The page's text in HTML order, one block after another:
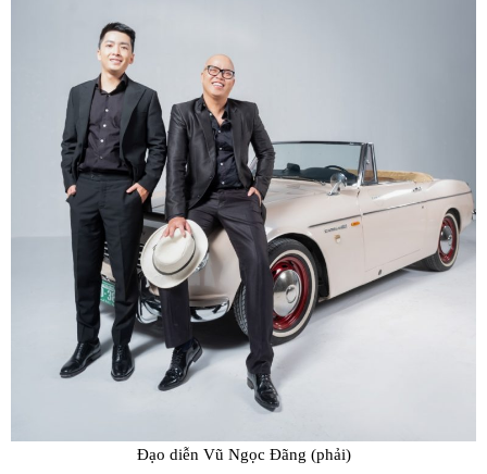
Đạo diễn Vũ Ngọc Đãng (phải)